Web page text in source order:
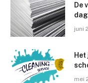
De
juni
mei